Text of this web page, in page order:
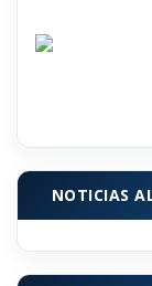
NOTICIAS